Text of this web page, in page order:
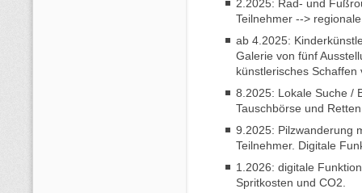
2.2025: Rad- und
Teilnehmer -->
ab 4.2025:
Galerie von fünf
künstlerisches Schaffen
8.2025: Lokale Suche /
Tauschbörse und
9.2025: Pilzwanderung
Teilnehmer. Digitale
1.2026: digitale
Spritkosten und CO2.